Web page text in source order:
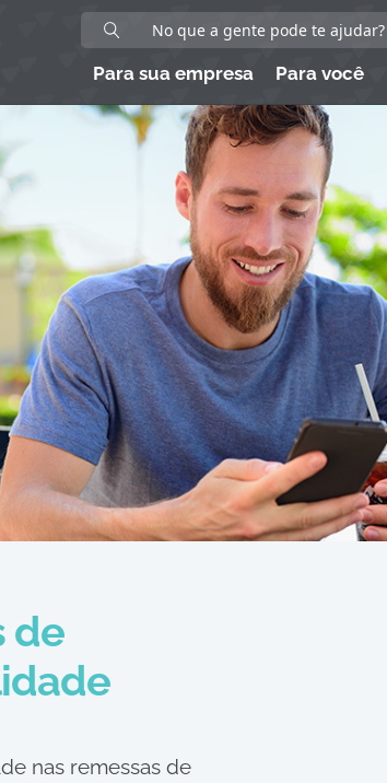
Para sua empresa Para você
de
nas remessas de